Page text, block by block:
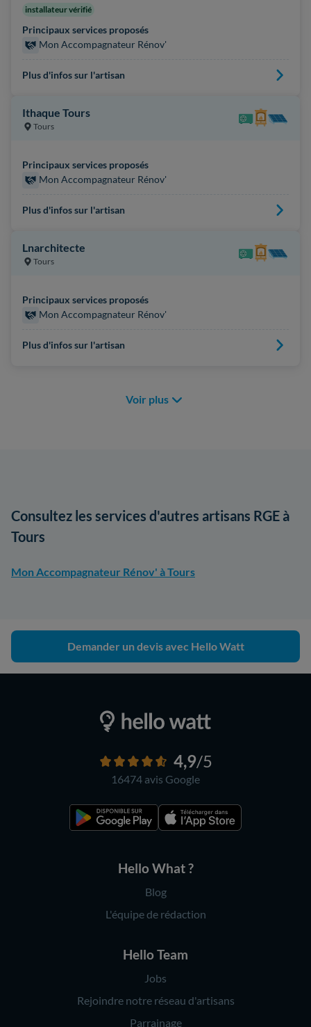
installateur vérifié
Principaux services proposés
Mon Accompagnateur Rénov'
Plus d'infos sur l'artisan
Ithaque Tours
Tours
Principaux services proposés
Mon Accompagnateur Rénov'
Plus d'infos sur l'artisan
Lnarchitecte
Tours
Principaux services proposés
Mon Accompagnateur Rénov'
Plus d'infos sur l'artisan
Voir plus
Consultez les services d'autres artisans RGE à
Tours
Mon Accompagnateur Rénov' à Tours
Demander un devis avec Hello Watt
4,9/5
16474 avis Google
Hello What ?
Blog
L'équipe de rédaction
Hello Team
Jobs
Rejoindre notre réseau d'artisans
Parrainage